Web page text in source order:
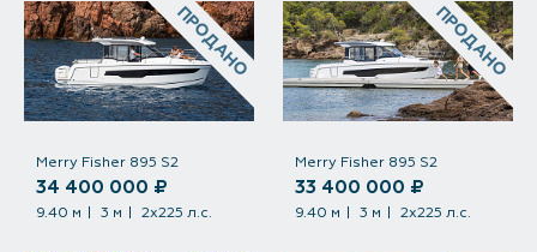
Merry Fisher 895 S2
34 400 000 ₽
9.40 м 3 м 2х225 л.с.
ПРОДАНО
Merry Fisher 895 S2
33 400 000 ₽
9.40 м 3 м 2х225 л.с.
ПРОДАНО